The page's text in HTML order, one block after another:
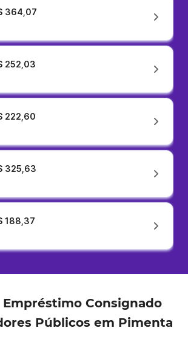
364,07
252,03
222,60
325,63
188,37
Empréstimo Consignado
Públicos em Pimenta